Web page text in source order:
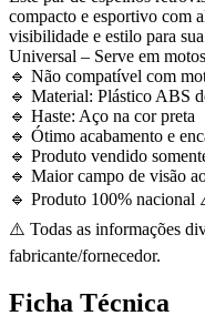
compacto e esportivo com
visibilidade e estilo para
Universal – Serve em
🔹 Não compatível com
🔹 Material: Plástico ABS
🔹 Haste: Aço na cor preta
🔹 Ótimo acabamento e
🔹 Produto vendido
🔹 Maior campo de visão
🔹 Produto 100% nacional
⚠️ Todas as informações
fabricante/fornecedor.
Ficha Técnica